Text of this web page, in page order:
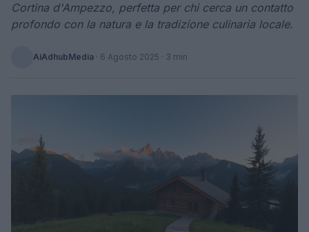
Cortina d'Ampezzo, perfetta per chi cerca un contatto
profondo con la natura e la tradizione culinaria locale.
AiAdhubMedia · 6 Agosto 2025 · 3 min